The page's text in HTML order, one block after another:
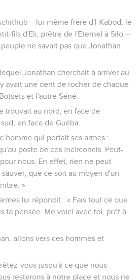
– lui-même frère d'I-Kabod, le
fils d'Eli, prêtre de l'Eternel à Silo –
ne savait pas que Jonathan
Jonathan cherchait à arriver au
avait une dent de rocher de chaque
et l'autre Séné.
trouvait au nord, en face de
en face de Guéba.
homme qui portait ses armes :
poste de ces incirconcis. Peut-
nous. En effet, rien ne peut
que ce soit au moyen d'un
»
lui répondit : « Fais tout ce que
ta pensée. Me voici avec toi, prêt à
allons vers ces hommes et
vous jusqu'à ce que nous
resterons à notre place et nous ne